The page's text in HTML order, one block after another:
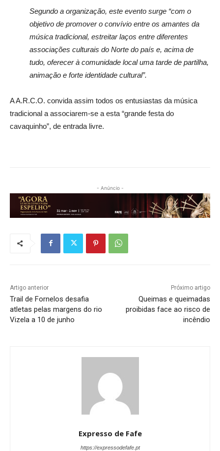
Segundo a organização, este evento surge “com o
objetivo de promover o convívio entre os amantes da
música tradicional, estreitar laços entre diferentes
associações culturais do Norte do país e, acima de
tudo, oferecer à comunidade local uma tarde de partilha,
animação e forte identidade cultural”.
A A.R.C.O. convida assim todos os entusiastas da música
tradicional a associarem-se a esta “grande festa do
cavaquinho”, de entrada livre.
- Anúncio -
Artigo anterior
Trail de Fornelos desafia
atletas pelas margens do rio
Vizela a 10 de junho
Próximo artigo
Queimas e queimadas
proibidas face ao risco de
incêndio
Expresso de Fafe
https://expressodefafe.pt